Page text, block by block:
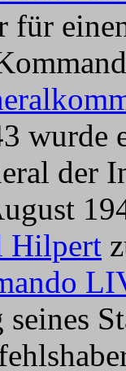
für
wurde
der
Hilpert